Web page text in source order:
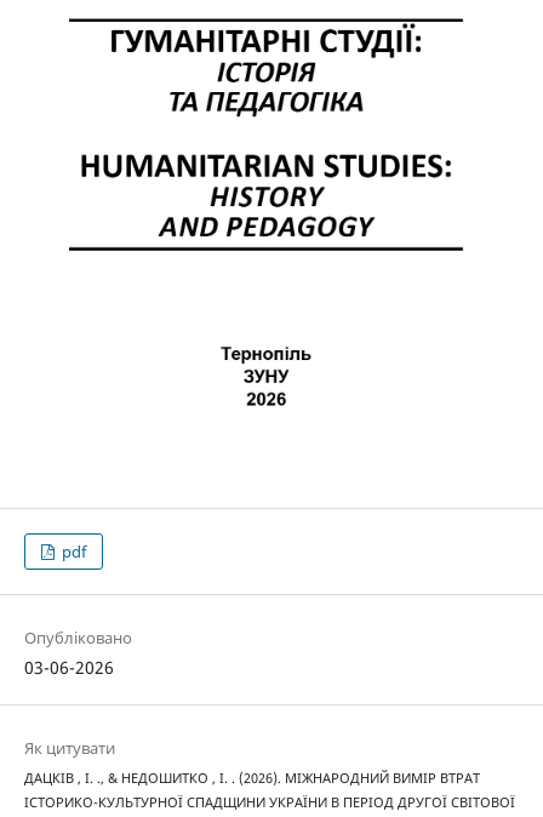
pdf
Опубліковано
03-06-2026
Як цитувати
ДАЦКІВ , І. ., & НЕДОШИТКО , І. . (2026). МІЖНАРОДНИЙ ВИМІР ВТРАТ
ІСТОРИКО-КУЛЬТУРНОЇ СПАДЩИНИ УКРАЇНИ В ПЕРІОД ДРУГОЇ СВІТОВОЇ